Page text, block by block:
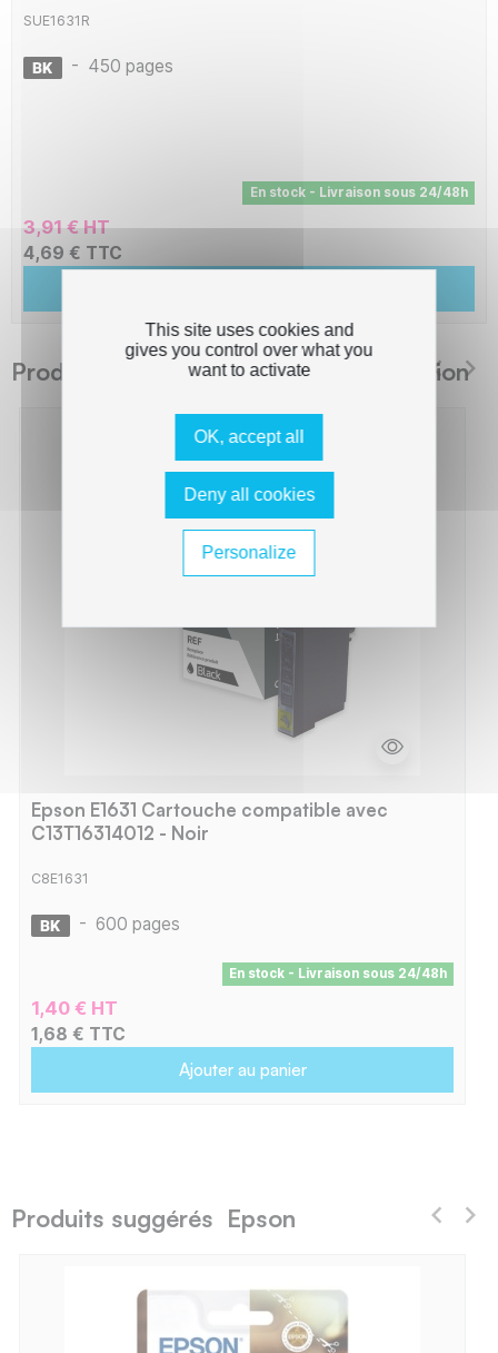
SUE1631R
- 450 pages
En stock - Livraison sous 24/48h
3,91 € HT
4,69 € TTC
Produits suggérés The Premium Solution
Epson E1631 Cartouche compatible avec
C13T16314012 - Noir
C8E1631
- 600 pages
En stock - Livraison sous 24/48h
1,40 € HT
1,68 € TTC
Ajouter au panier
Produits suggérés Epson
This site uses cookies and
gives you control over what you
want to activate
OK, accept all
Deny all cookies
Personalize